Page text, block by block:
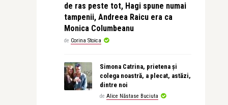
de ras peste tot, Hagi spune numai
tampenii, Andreea Raicu era ca
Monica Columbeanu
de Corina Stoica
Simona Catrina, prietena și
colega noastră, a plecat, astăzi,
dintre noi
de Alice Năstase Buciuta